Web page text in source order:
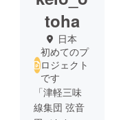
toha
日本
初めてのプ
ロジェクト
です
「津軽三味
線集団 弦音